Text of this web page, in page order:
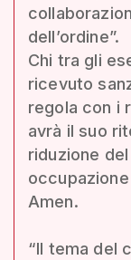
dell’ordine”.
Chi tra gli
ricevuto
regola con i
avrà il suo
riduzione
Amen.
“Il tema del